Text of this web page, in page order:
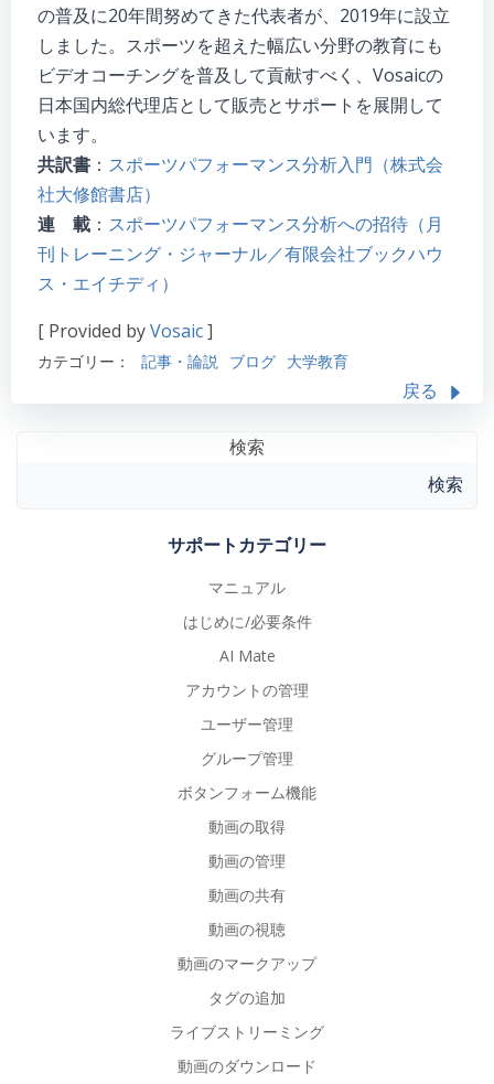
の普及に20年間努めてきた代表者が、2019年に設立
しました。スポーツを超えた幅広い分野の教育にも
ビデオコーチングを普及して貢献すべく、Vosaicの
日本国内総代理店として販売とサポートを展開して
います。
共訳書 ： スポーツパフォーマンス分析入門（株式会
社大修館書店）
連 載 ： スポーツパフォーマンス分析への招待（月
刊トレーニング・ジャーナル／有限会社ブックハウ
ス・エイチディ）
[ Provided byVosaic]
カテゴリー： 記事・論説 ブログ 大学教育
戻る
検索
検索
サポートカテゴリー
マニュアル
はじめに/必要条件
AI Mate
アカウントの管理
ユーザー管理
グループ管理
ボタンフォーム機能
動画の取得
動画の管理
動画の共有
動画の視聴
動画のマークアップ
タグの追加
ライブストリーミング
動画のダウンロード